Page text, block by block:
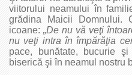
viitorului neamului în
grădina Maicii
icoane: „De nu vă veţi
nu veţi intra în împărăţia
pace, bunătate, bucurie
biserică şi în neamul nostru